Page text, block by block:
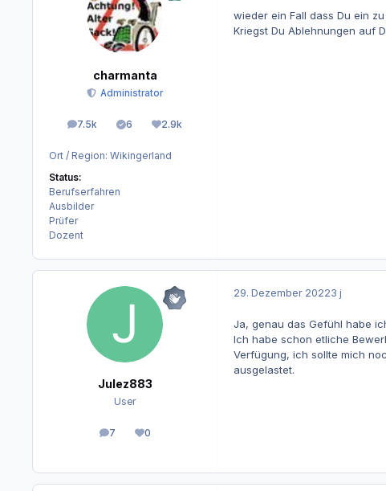
charmanta
Administrator
7.5k
Beiträge 6
Lösungen2.9k
Reputation
Ort / Region: Wikingerland
Status:
Berufserfahren
Ausbilder
Prüfer
Dozent
wieder ein Fall dass Du ein
Kriegst Du Ablehnungen auf
Julez883
User
7
Beiträge0
Reputation
29. Dezember 20223 j
Ja, genau das Gefühl habe
Ich habe schon etliche
Verfügung, ich sollte mich
ausgelastet.